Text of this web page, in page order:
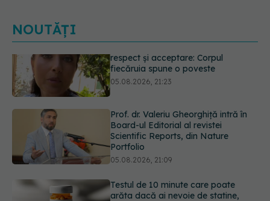
NOUTĂȚI
Prof. dr. Valeriu Gheorghiță intră în
Board-ul Editorial al revistei
05.08.2026, 21:09
Testul de 10 minute care poate
arăta dacă ai nevoie de statine,
chiar dacă ai colesterolul normal